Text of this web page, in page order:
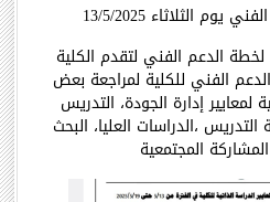
يوم الثلاثاء 13/5/2025
الدعم الفني لتقدم الكلية
الفني للكلية لمراجعة بعض
لمعايير إدارة الجودة، التدريس
،الدراسات العليا، البحث
المجتمعية